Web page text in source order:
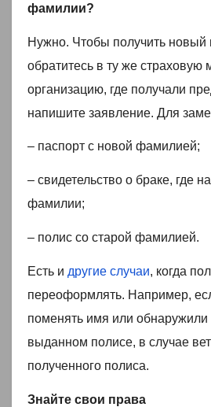
фамилии?
Нужно. Чтобы получить
обратитесь в ту же страховую
организацию, где получали
напишите заявление. Для
– паспорт с новой фамилией;
– свидетельство о браке, где
фамилии;
– полис со старой фамилией.
Есть и другие случаи, когда
переоформлять. Например,
поменять имя или
выданном полисе, в случае
полученного полиса.
Знайте свои права